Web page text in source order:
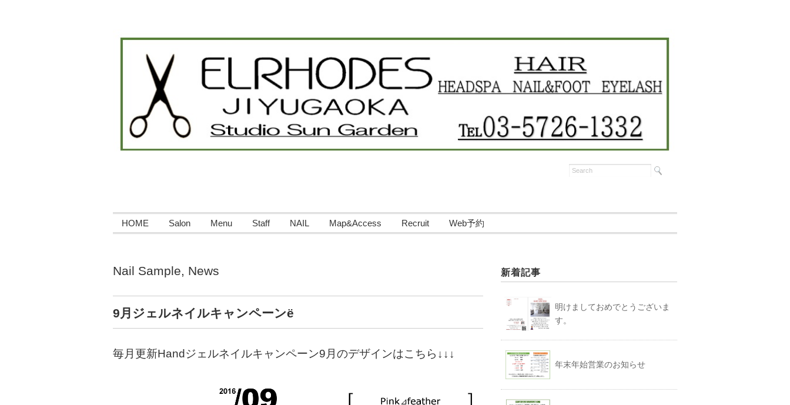
HOME Salon Menu Staff NAIL Map&Access Recruit Web予約
Nail Sample, News
9月ジェルネイルキャンペーンё
毎月更新Handジェルネイルキャンペーン9月のデザインはこちら↓↓↓
新着記事
明けましておめでとうございま
す。
年末年始営業のお知らせ